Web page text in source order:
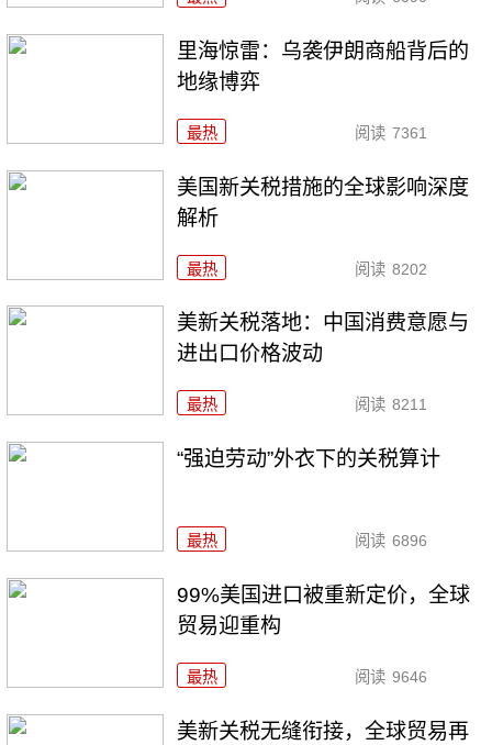
里海惊雷：乌袭伊朗商船背后的
地缘博弈
最热 阅读 7361
美国新关税措施的全球影响深度
解析
最热 阅读 8202
美新关税落地：中国消费意愿与
进出口价格波动
最热 阅读 8211
“强迫劳动”外衣下的关税算计
最热 阅读 6896
99%美国进口被重新定价，全球
贸易迎重构
最热 阅读 9646
美新关税无缝衔接，全球贸易再